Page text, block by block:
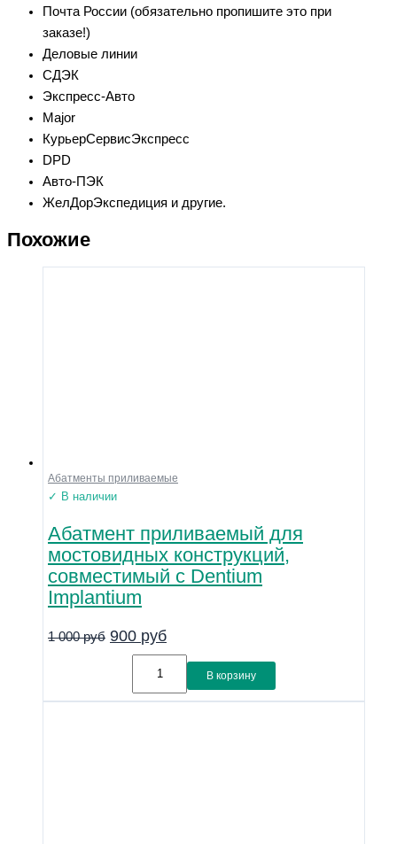
Почта России (обязательно пропишите это при
заказе!)
Деловые линии
СДЭК
Экспресс-Авто
Major
КурьерСервисЭкспресс
DPD
Авто-ПЭК
ЖелДорЭкспедиция и другие.
Похожие
Абатменты приливаемые
✓ В наличии
Абатмент приливаемый для
мостовидных конструкций,
совместимый с Dentium
Implantium
1 000руб 900 руб
В корзину